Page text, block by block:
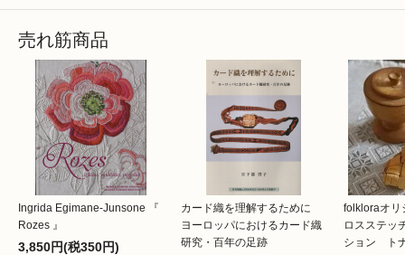
売れ筋商品
Ingrida Egimane-Junsone 『
Rozes 』
3,850円(税350円)
カード織を理解するために
ヨーロッパにおけるカード織
研究・百年の足跡
folkloraオ
ロスステッ
ション ト